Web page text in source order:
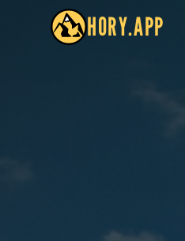
HORY.APP